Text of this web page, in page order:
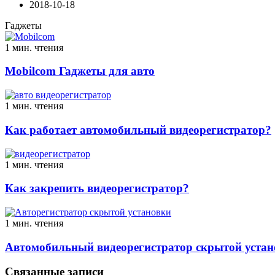
2018-10-18
Гаджеты
1 мин. чтения
Mobilcom Гаджеты для авто
1 мин. чтения
Как работает автомобильный видеорегистратор?
1 мин. чтения
Как закрепить видеорегистратор?
1 мин. чтения
Автомобильный видеорегистратор скрытой
Связанные записи